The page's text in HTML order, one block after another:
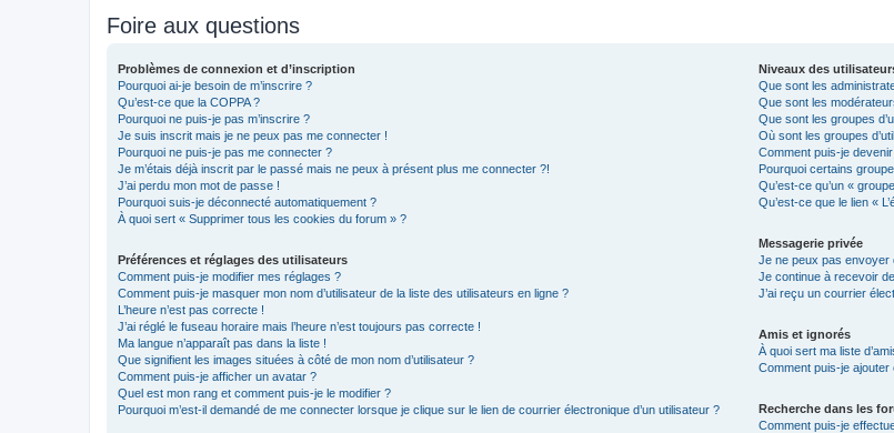
Foire aux questions
Problèmes de connexion et d’inscription
Pourquoi ai-je besoin de m’inscrire ?
Qu’est-ce que la COPPA ?
Pourquoi ne puis-je pas m’inscrire ?
Je suis inscrit mais je ne peux pas me connecter !
Pourquoi ne puis-je pas me connecter ?
Je m’étais déjà inscrit par le passé mais ne peux à présent plus me connecter ?!
J’ai perdu mon mot de passe !
Pourquoi suis-je déconnecté automatiquement ?
À quoi sert « Supprimer tous les cookies du forum » ?
Préférences et réglages des utilisateurs
Comment puis-je modifier mes réglages ?
Comment puis-je masquer mon nom d’utilisateur de la liste des utilisateurs en ligne ?
L’heure n’est pas correcte !
J’ai réglé le fuseau horaire mais l’heure n’est toujours pas correcte !
Ma langue n’apparaît pas dans la liste !
Que signifient les images situées à côté de mon nom d’utilisateur ?
Comment puis-je afficher un avatar ?
Quel est mon rang et comment puis-je le modifier ?
Pourquoi m’est-il demandé de me connecter lorsque je clique sur le lien de courrier électronique d’un utilisateur ?
Niveaux des
Que sont les
Que sont les
Que sont les groupes
Où sont les groupes
Comment puis-je
Pourquoi certains
Qu’est-ce qu’un «
Qu’est-ce que le lien «
Messagerie privée
Je ne peux pas envoyer
Je continue à recevoir
J’ai reçu un courrier
Amis et ignorés
À quoi sert ma liste
Comment puis-je ajouter
Recherche dans les
Comment puis-je